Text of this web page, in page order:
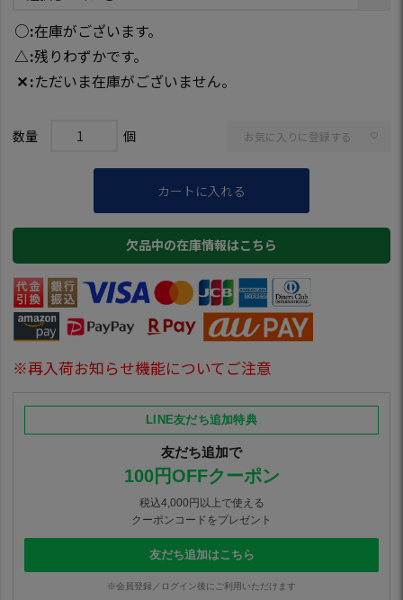
○ 在庫がございます。
△ 残りわずかです。
✕ ただいま在庫がございません。
お気に入りに登録する
カートに入れる
欠品中の在庫情報はこちら
※再入荷お知らせ機能についてご注意
LINE友だち追加特典
友だち追加で
100円OFFクーポン
税込4,000円以上で使える
クーポンコードをプレゼント
友だち追加はこちら
※会員登録／ログイン後にご利用いただけます